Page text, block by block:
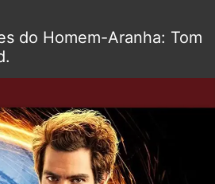
do Homem-Aranha: Tom